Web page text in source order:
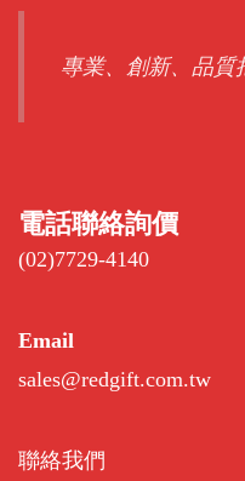
專業、創新、品質
電話聯絡詢價
(02)7729-4140
Email
sales@redgift.com.tw
聯絡我們